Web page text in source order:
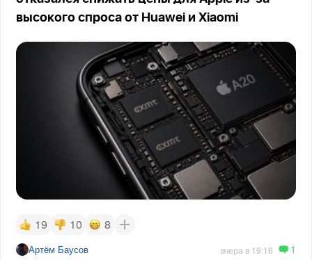
высокого спроса от Huawei и Xiaomi
19 10 8
Артём Баусов вчера в 19:16 1